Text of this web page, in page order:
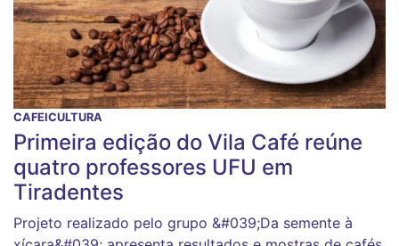
CAFEICULTURA
Primeira edição do Vila Café reúne
quatro professores UFU em
Tiradentes
Projeto realizado pelo grupo &#039;Da semente à